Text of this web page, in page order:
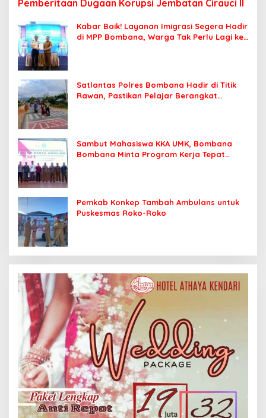
Pemberitaan Dugaan Korupsi Jembatan Cirauci II
Kabar Baik! Layanan Imigrasi Segera Hadir
di MPP Bombana, Warga Tak Perlu Lagi ke
Satlantas Polres Bombana Hadir di Titik
Rawan, Pastikan Pelajar Berangkat
Sambut Mahasiswa KKA UMK, Bombana
Bombana Minta Program Kerja Tepat
Pemkab Konkep Tambah Ambulans untuk
Puskesmas Roko-Roko